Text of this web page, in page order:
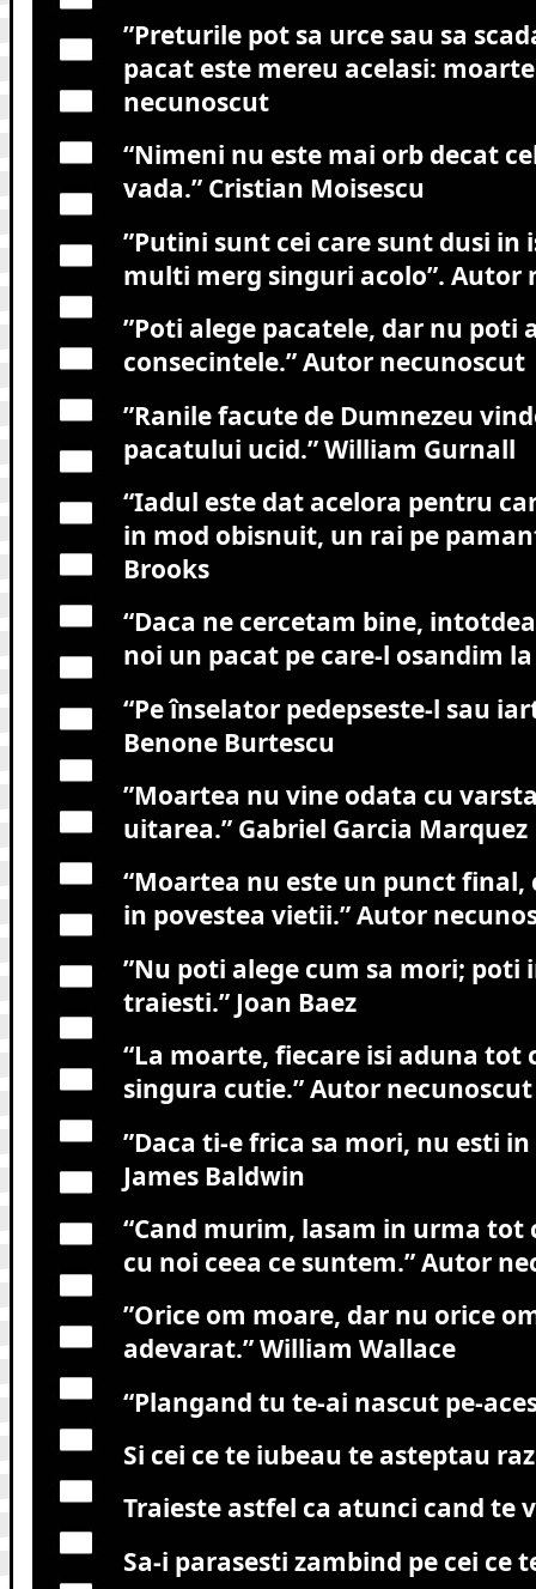
”Preturile pot sa urce sau sa
pacat este mereu acelasi:
necunoscut
“Nimeni nu este mai orb decat
vada.”Cristian Moisescu
”Putini sunt cei care sunt dusi in
multi merg singuri acolo”. Autor
”Poti alege pacatele, dar nu poti
consecintele.”Autor necunoscut
”Ranile facute de Dumnezeu
pacatului ucid.”William Gurnall
“Iadul este dat acelora pentru
in mod obisnuit, un rai pe
Brooks
“Daca ne cercetam bine,
noi un pacat pe care-l osandim
“Pe înselator pedepseste-l sau
Benone Burtescu
”Moartea nu vine odata cu
uitarea.”Gabriel Garcia Marquez
“Moartea nu este un punct final,
in povestea vietii.”Autor
”Nu poti alege cum sa mori; poti
traiesti.”Joan Baez
“La moarte, fiecare isi aduna tot
singura cutie.”Autor necunoscut
”Daca ti-e frica sa mori, nu esti
James Baldwin
“Cand murim, lasam in urma tot
cu noi ceea ce suntem.”Autor
”Orice om moare, dar nu orice
adevarat.”William Wallace
“Plangand tu te-ai nascut pe-
Si cei ce te iubeau te asteptau
Traieste astfel ca atunci cand te
Sa-i parasesti zambind pe cei ce